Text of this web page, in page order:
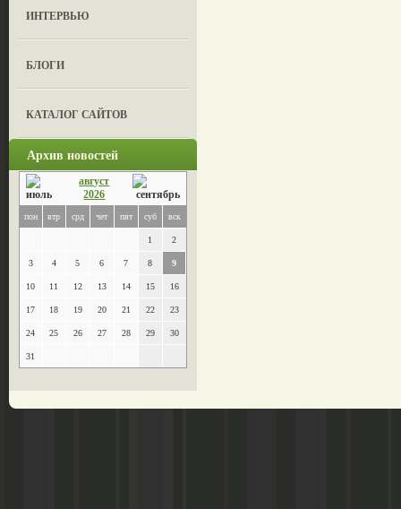
ИНТЕРВЬЮ
БЛОГИ
КАТАЛОГ САЙТОВ
Архив новостей
август
2026
пон втр срд чет пят суб вск
1 2
3 4 5 6 7 8 9
10 11 12 13 14 15 16
17 18 19 20 21 22 23
24 25 26 27 28 29 30
31